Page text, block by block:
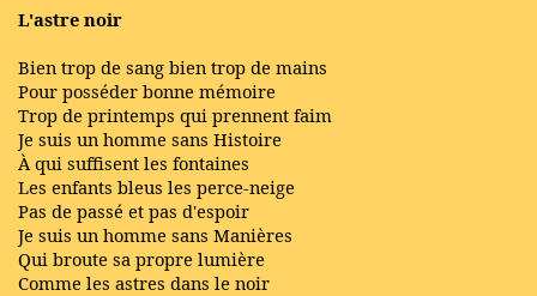
L'astre noir
Bien trop de sang bien trop de mains
Pour posséder bonne mémoire
Trop de printemps qui prennent faim
Je suis un homme sans Histoire
À qui suffisent les fontaines
Les enfants bleus les perce-neige
Pas de passé et pas d'espoir
Je suis un homme sans Manières
Qui broute sa propre lumière
Comme les astres dans le noir